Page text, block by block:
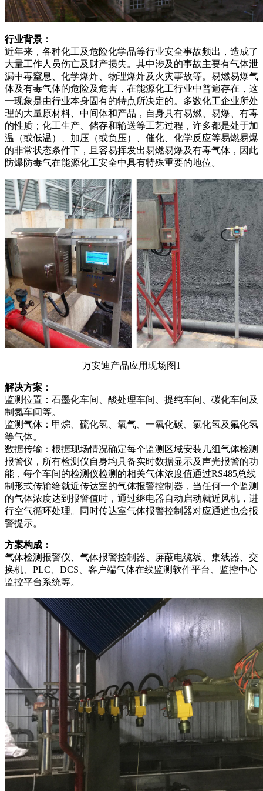
行业背景：
近年来，各种化工及危险化学品等行业安全事故频出，造成了
大量工作人员伤亡及财产损失。其中涉及的事故主要有气体泄
漏中毒窒息、化学爆炸、物理爆炸及火灾事故等。易燃易爆气
体及有毒气体的危险及危害，在能源化工行业中普遍存在，这
一现象是由行业本身固有的特点所决定的。多数化工企业所处
理的大量原材料、中间体和产品，自身具有易燃、易爆、有毒
的性质；化工生产、储存和输送等工艺过程，许多都是处于加
温（或低温）、加压（或负压）、催化、化学反应等易燃易爆
的非常状态条件下，且容易挥发出易燃易爆及有毒气体，因此
防爆防毒气在能源化工安全中具有特殊重要的地位。
万安迪产品应用现场图1
解决方案：
监测位置：石墨化车间、酸处理车间、提纯车间、碳化车间及
制氮车间等。
监测气体：甲烷、硫化氢、氧气、一氧化碳、氯化氢及氟化氢
等气体。
数据传输：根据现场情况确定每个监测区域安装几组气体检测
报警仪，所有检测仪自身均具备实时数据显示及声光报警的功
能，每个车间的检测仪检测的相关气体浓度值通过RS485总线
制形式传输给就近传达室的气体报警控制器，当任何一个监测
的气体浓度达到报警值时，通过继电器自动启动就近风机，进
行空气循环处理。同时传达室气体报警控制器对应通道也会报
警提示。
方案构成：
气体检测报警仪、气体报警控制器、屏蔽电缆线、集线器、交
换机、PLC、DCS、客户端气体在线监测软件平台、监控中心
监控平台系统等。